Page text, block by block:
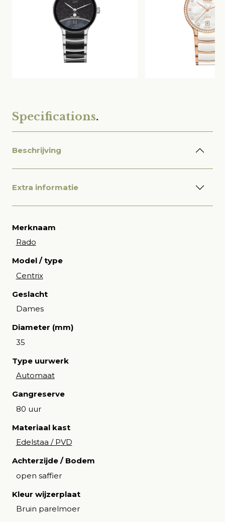
Specifications.
Beschrijving
Extra informatie
Merknaam
Rado
Model / type
Centrix
Geslacht
Dames
Diameter (mm)
35
Type uurwerk
Automaat
Gangreserve
80 uur
Materiaal kast
Edelstaa / PVD
Achterzijde / Bodem
open saffier
Kleur wijzerplaat
Bruin parelmoer